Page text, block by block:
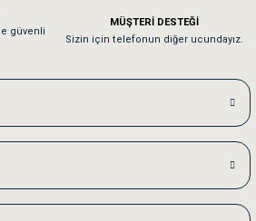
Uygun fiyatta olması iyi.
gün elime ulaştı. Jack russell köpeğim
sağolsunlar onuda hemen çözdüler
güvenli
MÜŞTERİ DESTEĞİ
Sizin için telefonun diğer ucundayız.